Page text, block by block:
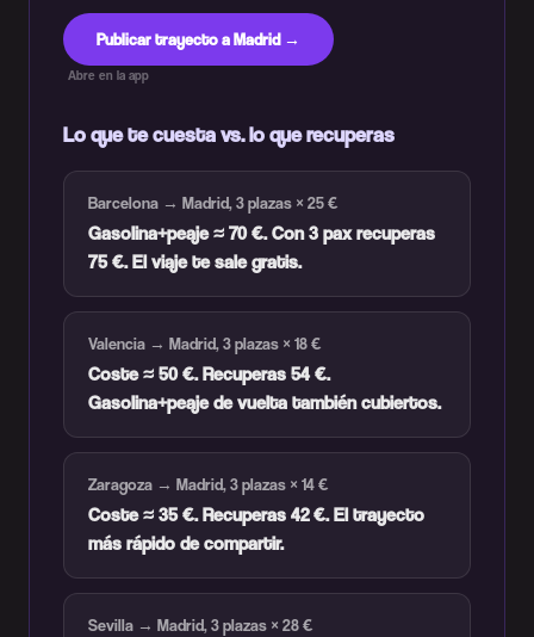
Publicar trayecto a Madrid →
Abre en la app
Lo que te cuesta vs. lo que recuperas
Barcelona → Madrid, 3 plazas × 25 €
Gasolina+peaje ≈ 70 €. Con 3 pax recuperas
75 €. El viaje te sale gratis.
Valencia → Madrid, 3 plazas × 18 €
Coste ≈ 50 €. Recuperas 54 €.
Gasolina+peaje de vuelta también cubiertos.
Zaragoza → Madrid, 3 plazas × 14 €
Coste ≈ 35 €. Recuperas 42 €. El trayecto
más rápido de compartir.
Sevilla → Madrid, 3 plazas × 28 €